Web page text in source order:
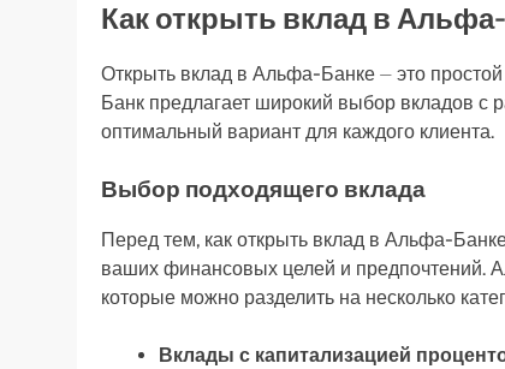
Как открыть вклад в
Открыть вклад в Альфа-Банке ⏤ это
Банк предлагает широкий выбор вкладов с
оптимальный вариант для каждого клиента.
Выбор подходящего вклада
Перед тем, как открыть вклад в Альфа-
ваших финансовых целей и предпочтений.
которые можно разделить на несколько
Вклады с капитализацией